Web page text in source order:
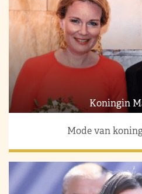
Koningin
Mode van